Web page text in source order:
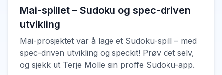
Mai-spillet – Sudoku og spec-driven
utvikling
Mai-prosjektet var å lage et Sudoku-spill – med
spec-driven utvikling og speckit! Prøv det selv,
og sjekk ut Terje Molle sin proffe Sudoku-app.